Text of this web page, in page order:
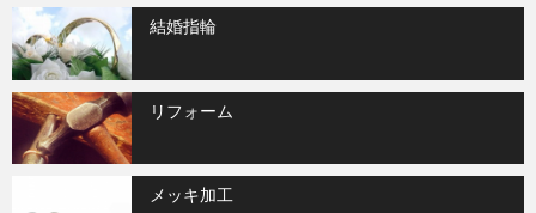
結婚指輪
リフォーム
メッキ加工